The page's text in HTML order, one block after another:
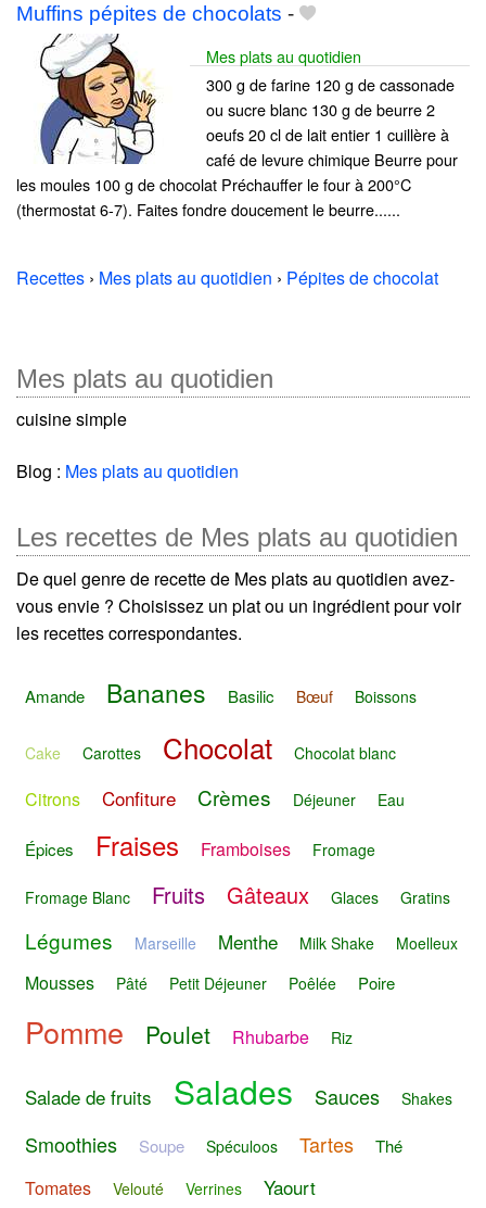
Muffins pépites de chocolats -
Mes plats au quotidien
300 g de farine 120 g de cassonade
ou sucre blanc 130 g de beurre 2
oeufs 20 cl de lait entier 1 cuillère à
café de levure chimique Beurre pour
les moules 100 g de chocolat Préchauffer le four à 200°C
(thermostat 6-7). Faites fondre doucement le beurre......
Recettes › Mes plats au quotidien › Pépites de chocolat
Mes plats au quotidien
cuisine simple
Blog : Mes plats au quotidien
Les recettes de Mes plats au quotidien
De quel genre de recette de Mes plats au quotidien avez-
vous envie ? Choisissez un plat ou un ingrédient pour voir
les recettes correspondantes.
Amande Bananes Basilic Bœuf Boissons
Cake Carottes Chocolat Chocolat blanc
Citrons Confiture Crèmes Déjeuner Eau
Épices Fraises Framboises Fromage
Fromage Blanc Fruits Gâteaux Glaces Gratins
Légumes Marseille Menthe Milk Shake Moelleux
Mousses Pâté Petit Déjeuner Poêlée Poire
Pomme Poulet Rhubarbe Riz
Salade de fruits Salades Sauces Shakes
Smoothies Soupe Spéculoos Tartes Thé
Tomates Velouté Verrines Yaourt